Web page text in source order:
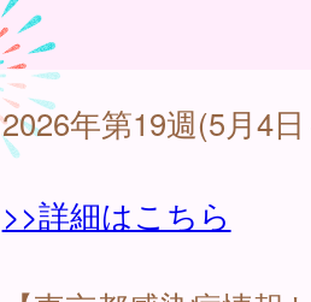
2026年第19週(5月4
>>詳細はこちら